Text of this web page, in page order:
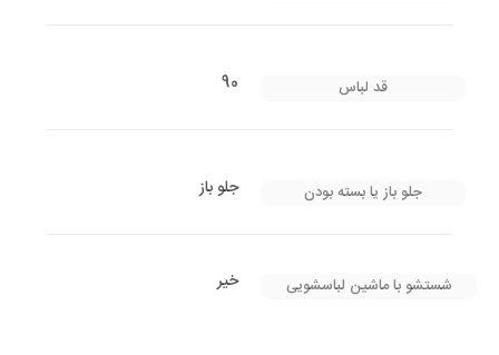
قد لباس 90
جلو باز یا بسته بودن جلو باز
شستشو با ماشین لباسشویی خیر